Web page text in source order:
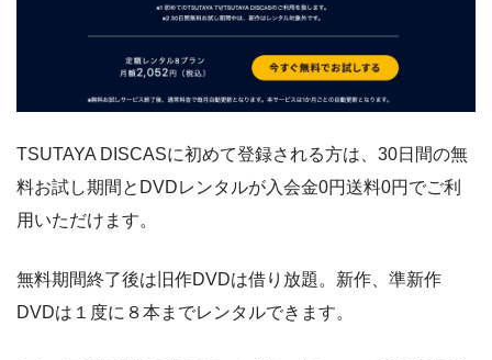
TSUTAYA DISCASに初めて登録される方は、30日間の無
料お試し期間とDVDレンタルが入会金0円送料0円でご利
用いただけます。
無料期間終了後は旧作DVDは借り放題。新作、準新作
DVDは１度に８本までレンタルできます。